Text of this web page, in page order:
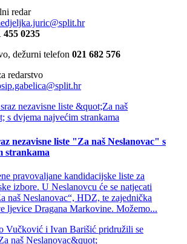
redar
455 0235
dežurni telefon021 682 576
redarstvo
nezavisne liste "Za naš Neslanovac" s
strankama
pravovaljane kandidacijske liste za
izbore. U Neslanovcu će se natjecati
naš Neslanovac“, HDZ, te zajednička
ljevice Dragana Markovine. Možemo...